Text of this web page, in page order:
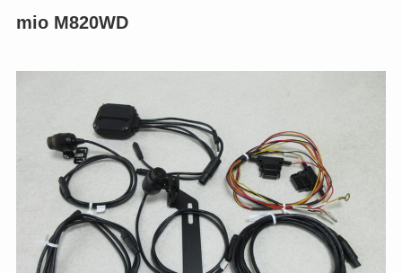
mio M820WD